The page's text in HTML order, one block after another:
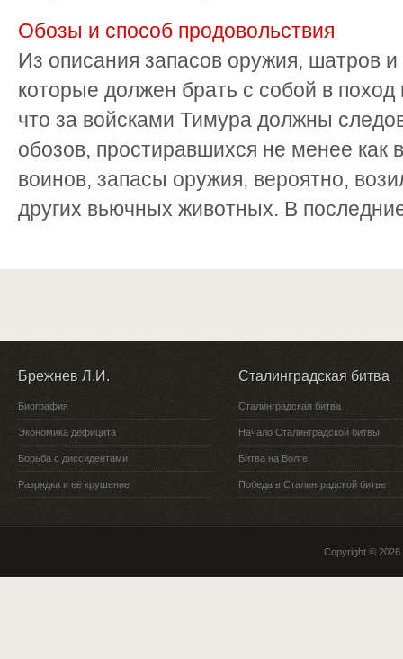
Обозы и способ продовольствия
Из описания запасов оружия, шатров и
которые должен брать с собой в
что за войсками Тимура должны
обозов, простиравшихся не менее как
воинов, запасы оружия, вероятно,
других вьючных животных. В
Брежнев Л.И.
Биография
Экономика дефицита
Борьба с диссидентами
Разрядка и её крушение
Сталинградская битва
Сталинградская битва
Начало Сталинградской битвы
Битва на Волге
Победа в Сталинградской битве
Copyright © 2026